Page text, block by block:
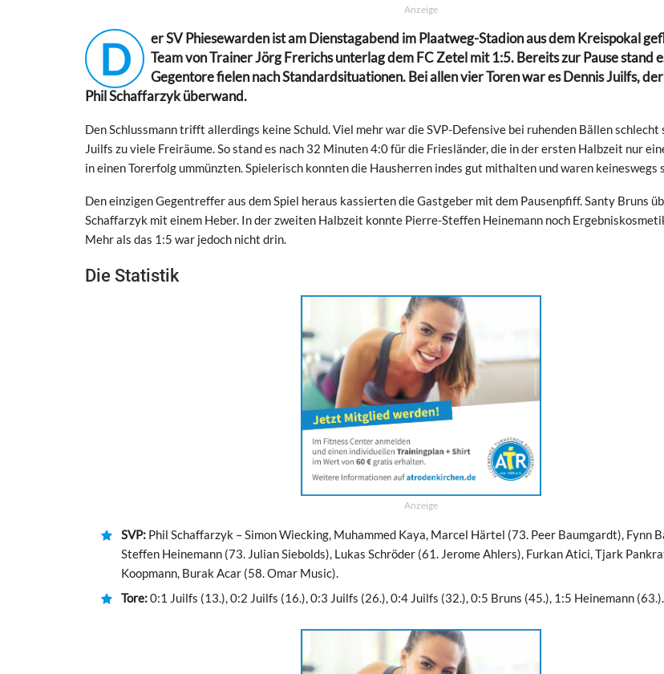
Anzeige
D
er SV Phiesewarden ist am Dienstagabend im Plaatweg-Stadion aus dem Kreispokal
Team von Trainer Jörg Frerichs unterlag dem FC Zetel mit 1:5. Bereits zur Pause stand
Gegentore fielen nach Standardsituationen. Bei allen vier Toren war es Dennis Juilfs,
Phil Schaffarzyk überwand.
Den Schlussmann trifft allerdings keine Schuld. Viel mehr war die SVP-Defensive bei ruhenden Bällen
Juilfs zu viele Freiräume. So stand es nach 32 Minuten 4:0 für die Friesländer, die in der ersten Halbzeit nur
in einen Torerfolg ummünzten. Spielerisch konnten die Hausherren indes gut mithalten und waren keineswegs
Den einzigen Gegentreffer aus dem Spiel heraus kassierten die Gastgeber mit dem Pausenpfiff. Santy Bruns
Schaffarzyk mit einem Heber. In der zweiten Halbzeit konnte Pierre-Steffen Heinemann noch
Mehr als das 1:5 war jedoch nicht drin.
Die Statistik
Anzeige
SVP: Phil Schaffarzyk – Simon Wiecking, Muhammed Kaya, Marcel Härtel (73. Peer Baumgardt), Fynn
Steffen Heinemann (73. Julian Siebolds), Lukas Schröder (61. Jerome Ahlers), Furkan Atici, Tjark
Koopmann, Burak Acar (58. Omar Music).
Tore:0:1 Juilfs (13.), 0:2 Juilfs (16.), 0:3 Juilfs (26.), 0:4 Juilfs (32.), 0:5 Bruns (45.), 1:5 Heinemann (63.).